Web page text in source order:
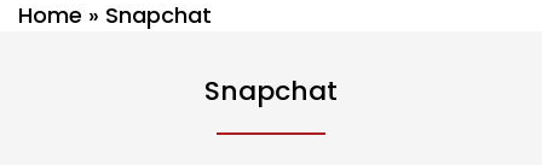
Home » Snapchat
Snapchat